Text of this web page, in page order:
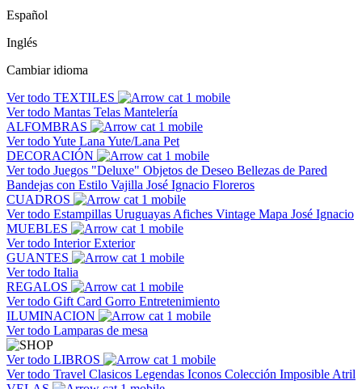
Español
Inglés
Cambiar idioma
Ver todo TEXTILES
Ver todo Mantas Telas Mantelería
ALFOMBRAS
Ver todoYute Lana Yute/Lana Pet
DECORACIÓN
Ver todo Juegos "Deluxe" Objetos de Deseo Bellezas de Pared
Bandejas con Estilo Vajilla José Ignacio Floreros
CUADROS
Ver todo Estampillas Uruguayas Afiches Vintage Mapa José Ignacio
MUEBLES
Ver todo InteriorExterior
GUANTES
Ver todo Italia
REGALOS
Ver todo Gift Card Gorro Entretenimiento
ILUMINACION
Ver todo Lamparas de mesa
Ver todo LIBROS
Ver todo Travel Clasicos Legendas Iconos Colección Imposible Atril